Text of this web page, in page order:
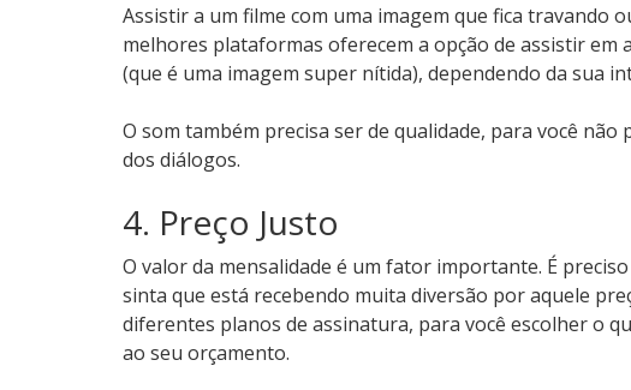
Assistir a um filme com uma imagem que fica travando
melhores plataformas oferecem a opção de assistir em
(que é uma imagem super nítida), dependendo da sua
O som também precisa ser de qualidade, para você
dos diálogos.
4. Preço Justo
O valor da mensalidade é um fator importante. É
sinta que está recebendo muita diversão por aquele
diferentes planos de assinatura, para você escolher o
ao seu orçamento.